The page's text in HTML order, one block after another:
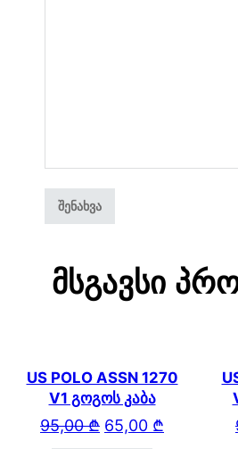
Მსგავსი
US POLO ASSN 1270
V1 გოგოს კაბა
95,00₾ Original price was:
65,00 ₾
Current price is: 65,00